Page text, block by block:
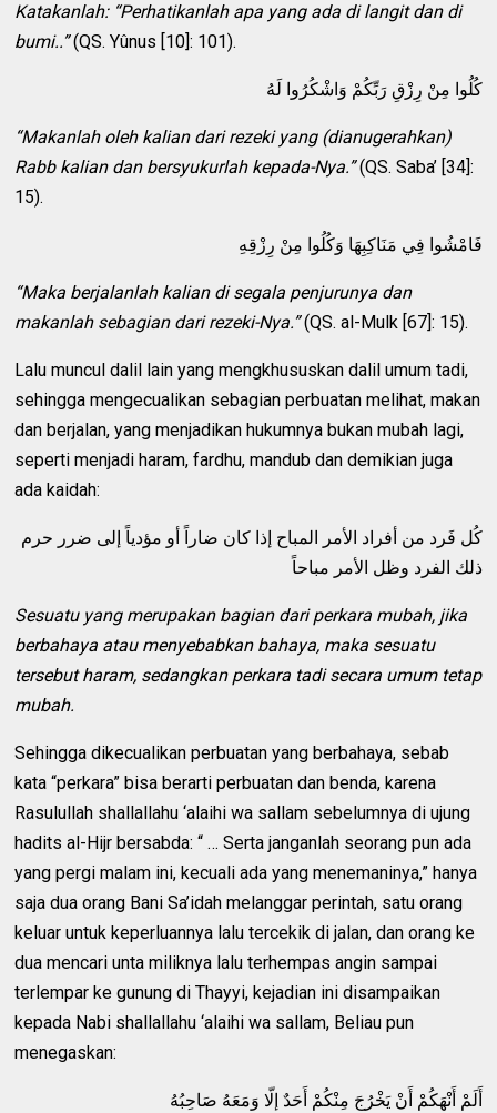
Katakanlah: “Perhatikanlah apa yang ada di langit dan di
bumi..”(QS. Yûnus [10]: 101).
كُلُوا مِنْ رِزْقِ رَبِّكُمْ وَاشْكُرُوا لَهُ
“Makanlah oleh kalian dari rezeki yang (dianugerahkan)
Rabb kalian dan bersyukurlah kepada-Nya.”(QS. Saba’ [34]:
15).
فَامْشُوا فِي مَنَاكِبِهَا وَكُلُوا مِنْ رِزْقِهِ
“Maka berjalanlah kalian di segala penjurunya dan
makanlah sebagian dari rezeki-Nya.”(QS. al-Mulk [67]: 15).
Lalu muncul dalil lain yang mengkhususkan dalil umum tadi,
sehingga mengecualikan sebagian perbuatan melihat, makan
dan berjalan, yang menjadikan hukumnya bukan mubah lagi,
seperti menjadi haram, fardhu, mandub dan demikian juga
ada kaidah:
كُل فَرد من أفراد الأمر المباح إذا كان ضاراً أو مؤدياً إلى ضرر حرم
ذلك الفرد وظل الأمر مباحاً
Sesuatu yang merupakan bagian dari perkara mubah, jika
berbahaya atau menyebabkan bahaya, maka sesuatu
tersebut haram, sedangkan perkara tadi secara umum tetap
mubah.
Sehingga dikecualikan perbuatan yang berbahaya, sebab
kata “perkara” bisa berarti perbuatan dan benda, karena
Rasulullah shallallahu ‘alaihi wa sallam sebelumnya di ujung
hadits al-Hijr bersabda: “ … Serta janganlah seorang pun ada
yang pergi malam ini, kecuali ada yang menemaninya,” hanya
saja dua orang Bani Sa’idah melanggar perintah, satu orang
keluar untuk keperluannya lalu tercekik di jalan, dan orang ke
dua mencari unta miliknya lalu terhempas angin sampai
terlempar ke gunung di Thayyi, kejadian ini disampaikan
kepada Nabi shallallahu ‘alaihi wa sallam, Beliau pun
menegaskan:
أَلَمْ أَنْهَكُمْ أَنْ يَخْرُجَ مِنْكُمْ أَحَدٌ إلّا وَمَعَهُ صَاحِبُهُ